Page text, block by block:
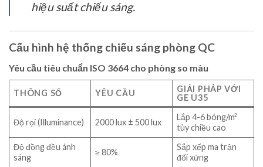
hiệu suất chiếu sáng.
Cấu hình hệ thống chiếu sáng phòng QC
Yêu cầu tiêu chuẩn ISO 3664 cho phòng so màu
THÔNG SỐ YÊU CẦU
GIẢI PHÁP VỚI
GE U35
Độ rọi (Illuminance) 2000 lux ± 500 lux
Lắp 4-6 bóng/m²
tùy chiều cao
Độ đồng đều ánh
sáng
≥ 80%
Sắp xếp ma trận
đối xứng